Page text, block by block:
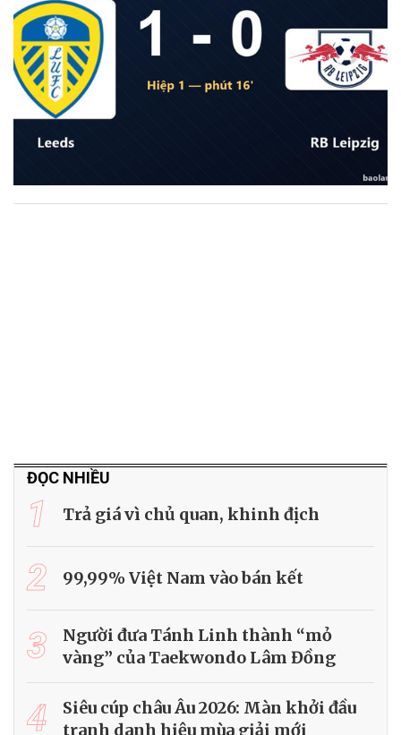
ĐỌC NHIỀU
1 Trả giá vì chủ quan, khinh địch
2 99,99% Việt Nam vào bán kết
3
Người đưa Tánh Linh thành “mỏ
vàng” của Taekwondo Lâm Đồng
4
Siêu cúp châu Âu 2026: Màn khởi đầu
tranh danh hiệu mùa giải mới